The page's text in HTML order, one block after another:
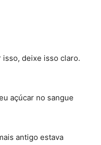
isso, deixe isso claro.
açúcar no sangue
antigo estava